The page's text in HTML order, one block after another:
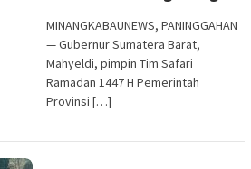
MINANGKABAUNEWS, PANINGGAHAN
— Gubernur Sumatera Barat,
Mahyeldi, pimpin Tim Safari
Ramadan 1447 H Pemerintah
Provinsi […]